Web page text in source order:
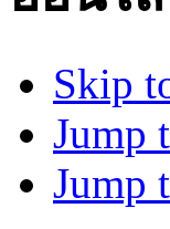
Skip
Jump
Jump